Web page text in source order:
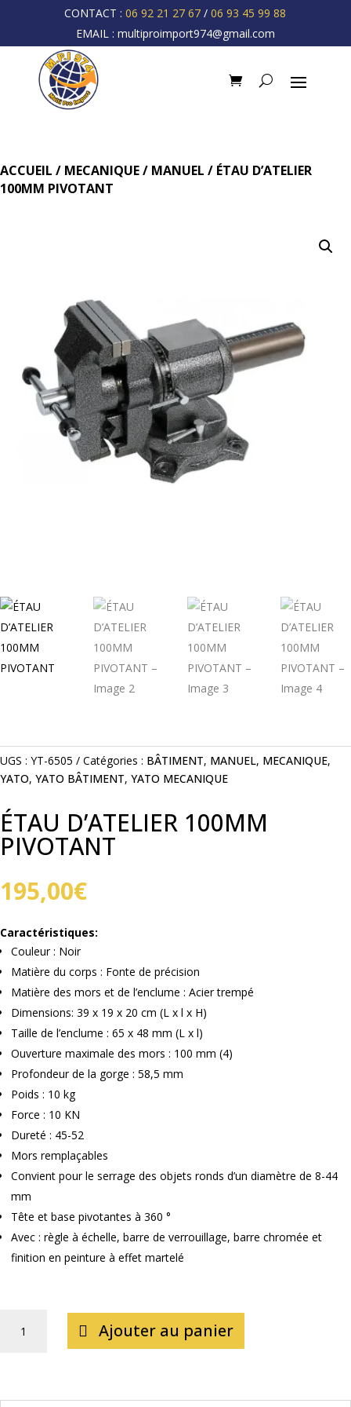
CONTACT :06 92 21 27 67 /06 93 45 99 88
EMAIL : multiproimport974@gmail.com
ACCUEIL / MECANIQUE/ MANUEL / ÉTAU D’ATELIER
100MM PIVOTANT
UGS : YT-6505 Catégories : BÂTIMENT, MANUEL, MECANIQUE,
YATO, YATO BÂTIMENT, YATO MECANIQUE
ÉTAU D’ATELIER 100MM
PIVOTANT
195,00€
Caractéristiques:
Couleur : Noir
Matière du corps : Fonte de précision
Matière des mors et de l’enclume : Acier trempé
Dimensions: 39 x 19 x 20 cm (L x l x H)
Taille de l’enclume : 65 x 48 mm (L x l)
Ouverture maximale des mors : 100 mm (4)
Profondeur de la gorge : 58,5 mm
Poids : 10 kg
Force : 10 KN
Dureté : 45-52
Mors remplaçables
Convient pour le serrage des objets ronds d’un diamètre de 8-44
mm
Tête et base pivotantes à 360 °
Avec : règle à échelle, barre de verrouillage, barre chromée et
finition en peinture à effet martelé
Ajouter au panier